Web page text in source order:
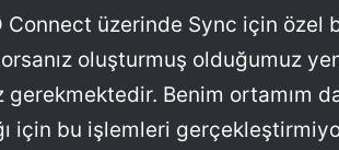
Connect üzerinde Sync için özel
oluşturmuş olduğumuz
gerekmektedir. Benim ortamım
için bu işlemleri